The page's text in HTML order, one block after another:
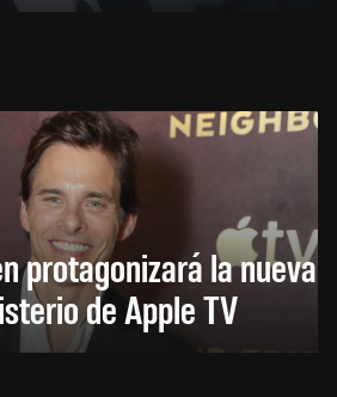
protagonizará la nueva
de Apple TV